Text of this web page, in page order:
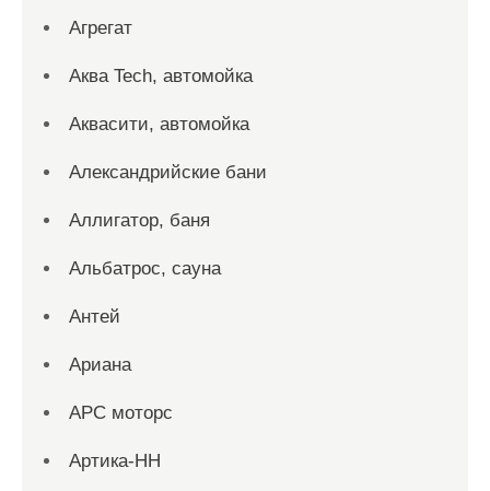
Агрегат
Аква Tech, автомойка
Аквасити, автомойка
Александрийские бани
Аллигатор, баня
Альбатрос, сауна
Антей
Ариана
АРС моторс
Артика-НН